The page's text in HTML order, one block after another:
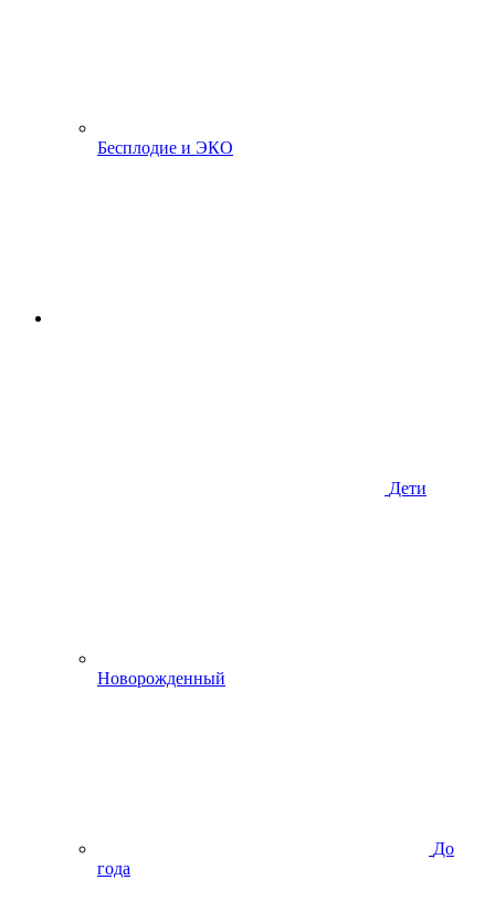
Бесплодие и ЭКО
Дети
Новорожденный
До
года